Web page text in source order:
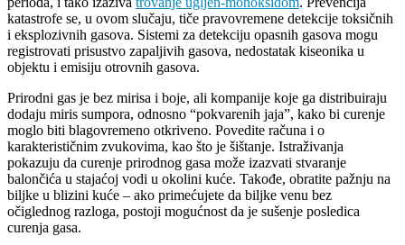
katastrofe se, u ovom slučaju, tiče pravovremene detekcije toksičnih
i eksplozivnih gasova. Sistemi za detekciju opasnih gasova mogu
registrovati prisustvo zapaljivih gasova, nedostatak kiseonika u
objektu i emisiju otrovnih gasova.
Prirodni gas je bez mirisa i boje, ali kompanije koje ga distribuiraju
dodaju miris sumpora, odnosno “pokvarenih jaja”, kako bi curenje
moglo biti blagovremeno otkriveno. Povedite računa i o
karakterističnim zvukovima, kao što je šištanje. Istraživanja
pokazuju da curenje prirodnog gasa može izazvati stvaranje
balončića u stajaćoj vodi u okolini kuće. Takođe, obratite pažnju na
biljke u blizini kuće – ako primećujete da biljke venu bez
očiglednog razloga, postoji mogućnost da je sušenje posledica
curenja gasa.